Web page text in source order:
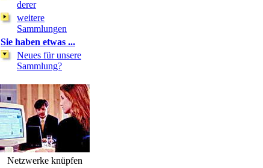
derer
weitere
Sammlungen
Sie haben etwas ...
Neues für unsere
Sammlung?
Netzwerke knüpfen